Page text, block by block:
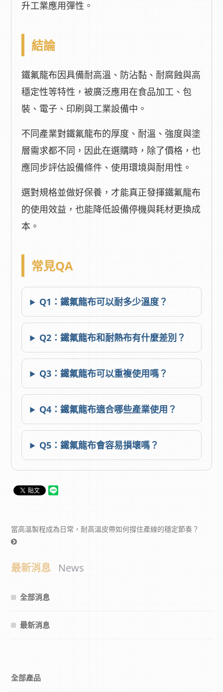
升工業應用彈性。
結論
鐵氟龍布因具備耐高溫、防沾黏、耐腐蝕與高
穩定性等特性，被廣泛應用在食品加工、包
裝、電子、印刷與工業設備中。
不同產業對鐵氟龍布的厚度、耐溫、強度與塗
層需求都不同，因此在選購時，除了價格，也
應同步評估設備條件、使用環境與耐用性。
選對規格並做好保養，才能真正發揮鐵氟龍布
的使用效益，也能降低設備停機與耗材更換成
本。
常見QA
Q1：鐵氟龍布可以耐多少溫度？
Q2：鐵氟龍布和耐熱布有什麼差別？
Q3：鐵氟龍布可以重複使用嗎？
Q4：鐵氟龍布適合哪些產業使用？
Q5：鐵氟龍布會容易損壞嗎？
當高溫製程成為日常，耐高溫皮帶如何撐住產線的穩定節奏？
最新消息 News
全部消息
最新消息
全部產品